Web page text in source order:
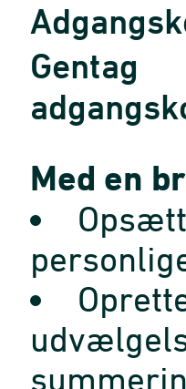
Gentag
Med en